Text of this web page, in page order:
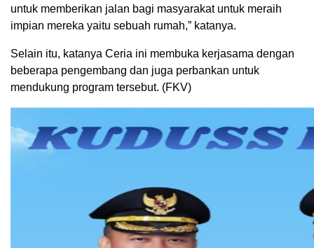
untuk memberikan jalan bagi masyarakat untuk meraih
impian mereka yaitu sebuah rumah,” katanya.
Selain itu, katanya Ceria ini membuka kerjasama dengan
beberapa pengembang dan juga perbankan untuk
mendukung program tersebut. (FKV)